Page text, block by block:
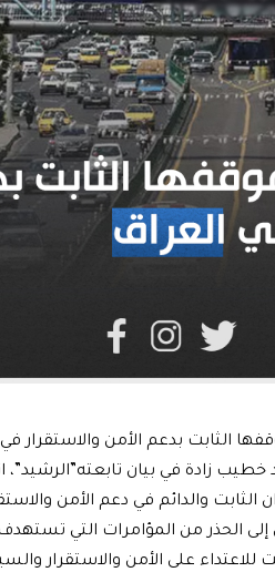
الثابت بدعم الأمن والاستقرار
زادة في بيان تابعته”الرشيد”،
والدائم في دعم الأمن
الحذر من المؤامرات التي تستهدف